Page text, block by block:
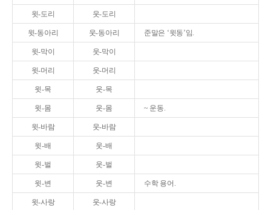
윗-도리 웃-도리
윗-동아리 웃-동아리 준말은 ‘윗동’임.
윗-막이 웃-막이
윗-머리 웃-머리
윗-목 웃-목
윗-몸 웃-몸 ~ 운동.
윗-바람 웃-바람
윗-배 웃-배
윗-벌 웃-벌
윗-변 웃-변 수학 용어.
윗-사랑 웃-사랑